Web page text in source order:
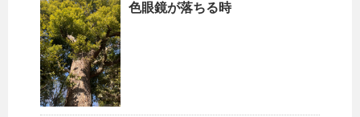
色眼鏡が落ちる時